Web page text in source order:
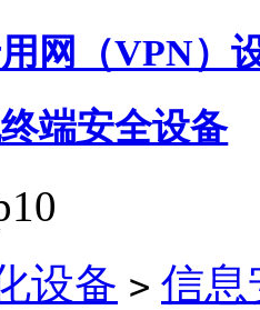
网（VPN）
端安全设备
设备 > 信息